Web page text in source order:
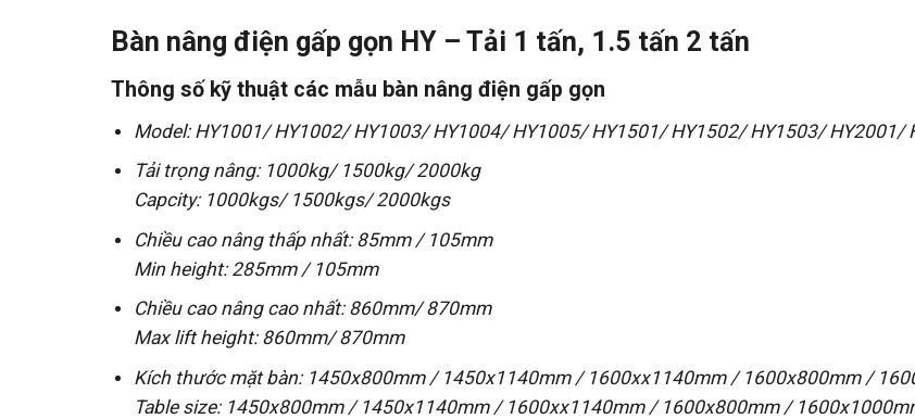
Bàn nâng điện gấp gọn HY – Tải 1 tấn, 1.5 tấn 2 tấn
Thông số kỹ thuật các mẫu bàn nâng điện gấp gọn
Model: HY1001/ HY1002/ HY1003/ HY1004/ HY1005/ HY1501/ HY1502/ HY1503/ HY2001/
Tải trọng nâng: 1000kg/ 1500kg/ 2000kg
Capcity: 1000kgs/ 1500kgs/ 2000kgs
Chiều cao nâng thấp nhất: 85mm / 105mm
Min height: 285mm / 105mm
Chiều cao nâng cao nhất: 860mm/ 870mm
Max lift height: 860mm/ 870mm
Kích thước mặt bàn: 1450x800mm / 1450x1140mm / 1600xx1140mm / 1600x800mm /
Table size: 1450x800mm / 1450x1140mm / 1600xx1140mm / 1600x800mm /